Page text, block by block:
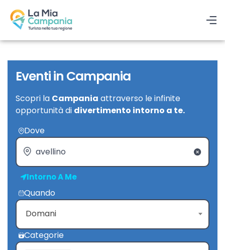
Eventi in Campania
Scopri la Campania attraverso le infinite
opportunità di divertimento intorno a te.
Dove
Intorno A Me
Quando
Domani
Categorie